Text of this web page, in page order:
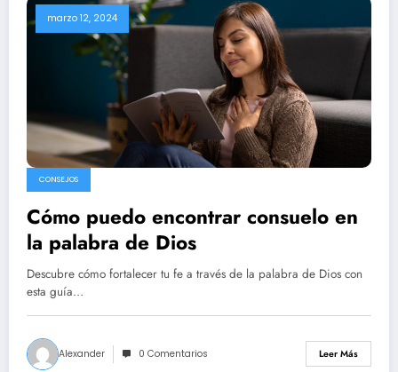
marzo 12, 2024
CONSEJOS
Cómo puedo encontrar consuelo en
la palabra de Dios
Descubre cómo fortalecer tu fe a través de la palabra de Dios con
esta guía…
Alexander 0 Comentarios Leer Más